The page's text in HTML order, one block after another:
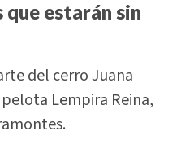
estarán sin
del cerro Juana
Lempira Reina,